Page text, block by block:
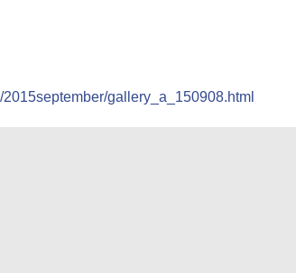
gallery_a_150908.html